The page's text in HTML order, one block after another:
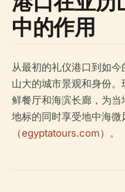
中的作用
从最初的礼仪港口到如
山大的城市景观和身份
鲜餐厅和海滨长廊，为
地标的同时享受地中海微
（egyptatours.com）。